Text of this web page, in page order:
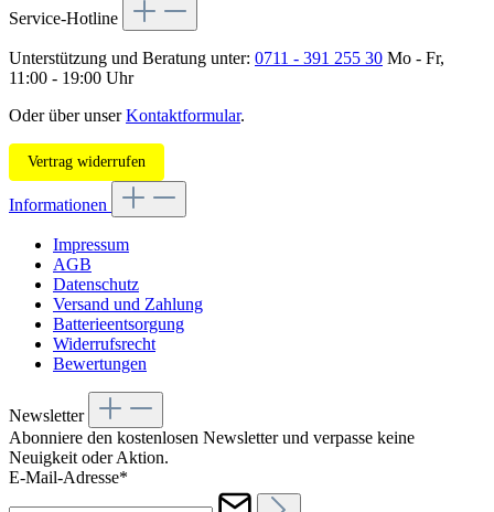
Service-Hotline
Unterstützung und Beratung unter: 0711 - 391 255 30 Mo - Fr,
11:00 - 19:00 Uhr
Oder über unserKontaktformular.
Vertrag widerrufen
Informationen
Impressum
AGB
Datenschutz
Versand und Zahlung
Batterieentsorgung
Widerrufsrecht
Bewertungen
Newsletter
Abonniere den kostenlosen Newsletter und verpasse keine
Neuigkeit oder Aktion.
E-Mail-Adresse*